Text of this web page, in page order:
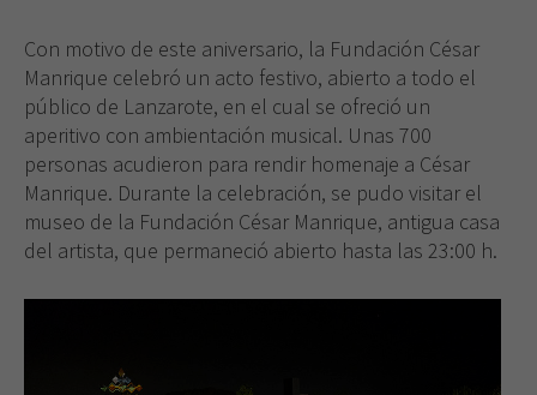
Con motivo de este aniversario, la Fundación César
Manrique celebró un acto festivo, abierto a todo el
público de Lanzarote, en el cual se ofreció un
aperitivo con ambientación musical. Unas 700
personas acudieron para rendir homenaje a César
Manrique. Durante la celebración, se pudo visitar el
museo de la Fundación César Manrique, antigua casa
del artista, que permaneció abierto hasta las 23:00 h.